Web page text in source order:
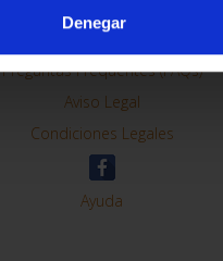
Denegar
Información General
Contacto
Preguntas Frequentes (FAQs)
Aviso Legal
Condiciones Legales
Ayuda